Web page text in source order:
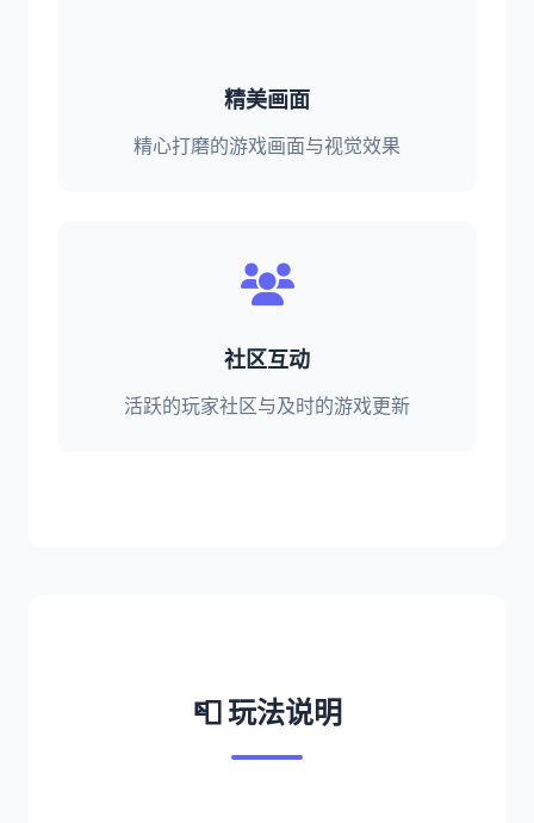
精美画面
精心打磨的游戏画面与视觉效果
社区互动
活跃的玩家社区与及时的游戏更新
📮 玩法说明